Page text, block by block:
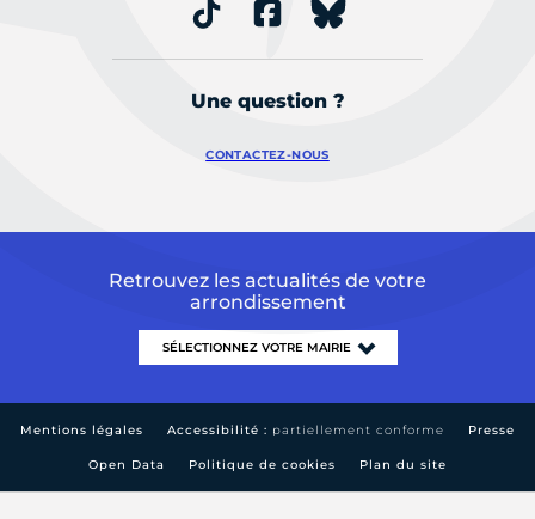
Une question ?
CONTACTEZ-NOUS
Retrouvez les actualités de votre
arrondissement
Mentions légales Accessibilité : partiellement conforme Presse
Open Data Politique de cookies Plan du site